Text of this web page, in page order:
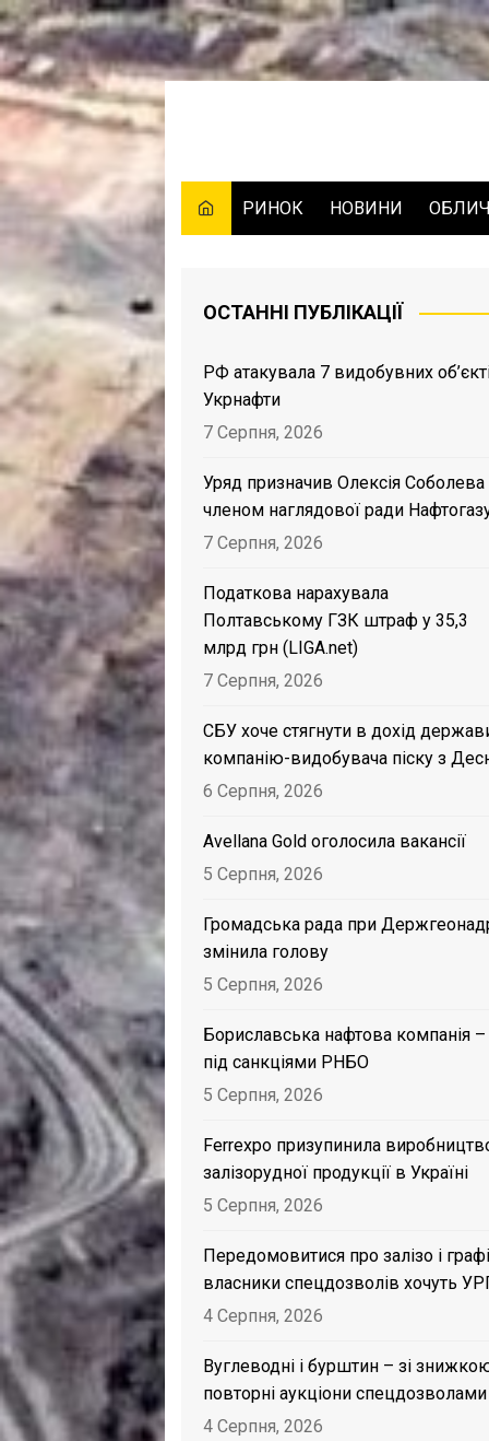
Skip
to
РИНОК НОВИНИ
ОСТАННІ ПУБЛІКАЦІЇ
РФ атакувала 7 видобувних
Укрнафти
7 Серпня, 2026
Уряд призначив Олексія Соболева
членом наглядової ради
7 Серпня, 2026
Податкова нарахувала
Полтавському ГЗК штраф у 35,3
млрд грн (LIGA.net)
7 Серпня, 2026
СБУ хоче стягнути в дохід
компанію-видобувача піску з
6 Серпня, 2026
Avellana Gold оголосила вакансії
5 Серпня, 2026
Громадська рада при
змінила голову
5 Серпня, 2026
Бориславська нафтова компанія –
під санкціями РНБО
5 Серпня, 2026
Ferrexpo призупинила
залізорудної продукції в Україні
5 Серпня, 2026
Передомовитися про залізо і
власники спецдозволів хочуть
4 Серпня, 2026
Вуглеводні і бурштин – зі
повторні аукціони спецдозволами
4 Серпня, 2026